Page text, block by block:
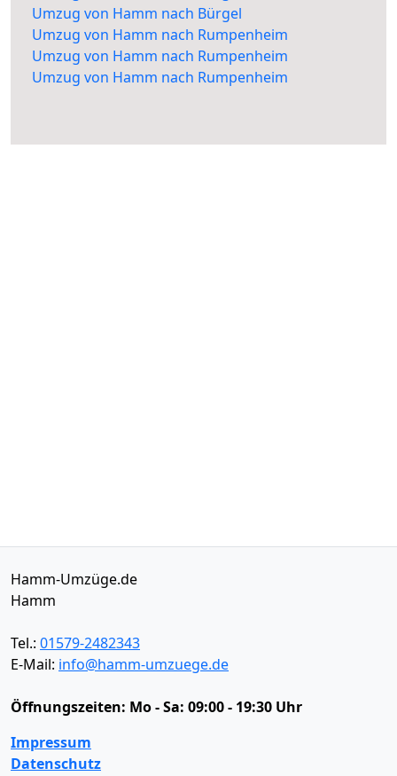
Umzug von Hamm nach Bürgel
Umzug von Hamm nach Rumpenheim
Umzug von Hamm nach Rumpenheim
Umzug von Hamm nach Rumpenheim
Hamm-Umzüge.de
Hamm
Tel.: 01579-2482343
E-Mail: info@hamm-umzuege.de
Öffnungszeiten: Mo - Sa: 09:00 - 19:30 Uhr
Impressum
Datenschutz